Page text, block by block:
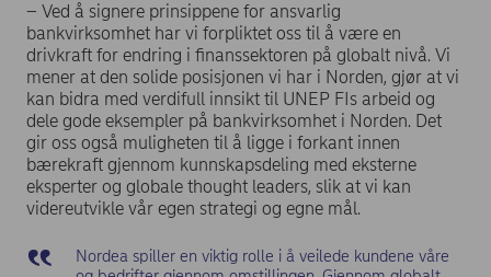
– Ved å signere prinsippene for ansvarlig
bankvirksomhet har vi forpliktet oss til å være en
drivkraft for endring i finanssektoren på globalt nivå. Vi
mener at den solide posisjonen vi har i Norden, gjør at vi
kan bidra med verdifull innsikt til UNEP FIs arbeid og
dele gode eksempler på bankvirksomhet i Norden. Det
gir oss også muligheten til å ligge i forkant innen
bærekraft gjennom kunnskapsdeling med eksterne
eksperter og globale thought leaders, slik at vi kan
videreutvikle vår egen strategi og egne mål.
Nordea spiller en viktig rolle i å veilede kundene våre